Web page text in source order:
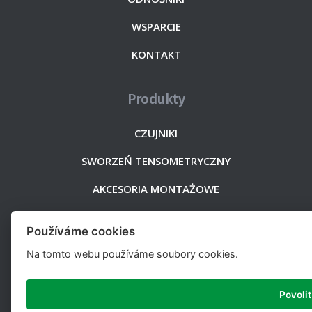
WSPARCIE
KONTAKT
Produkty
CZUJNIKI
SWORZEŃ TENSOMETRYCZNY
AKCESORIA MONTAŻOWE
Používáme cookies
Na tomto webu používáme soubory cookies.